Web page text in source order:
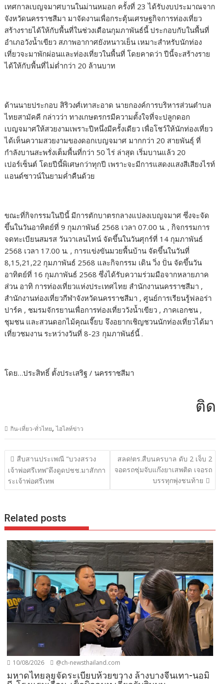
เทศกาลเบญจมาศบานในม่านหมอก ครั้งที่ 23 ได้รับงบประมาณจาก
จังหวัดนครราชสีมา มาจัดงานเพื่อกระตุ้นเศรษฐกิจการท่องเที่ยว
สร้างรายได้ให้กับพื้นที่ในช่วงเดือนกุมภาพันธ์นี้ ประกอบกับในพื้นที่
อำเภอวังน้ำเขียว สภาพอากาศยังหนาวเย็น เหมาะสำหรับนักท่อง
เที่ยวจะมาพักผ่อนและท่องเที่ยวในพื้นที่ โดยคาดว่า ปีนี้จะสร้างราย
ได้ให้กับพื้นที่ไม่ต่ำกว่า 20 ล้านบาท
ด้านนายประกอบ สิริวงศ์เทาสะอาด นายกองค์การบริหารส่วนตำบล
ไทยสามัคคี กล่าวว่า ทางเกษตรกรมีความตั้งใจที่จะปลูกดอก
เบญจมาศให้สวยงามเพราะปีหนึ่งมีครั้งเดียว เพื่อโชว์ให้นักท่องเที่ยว
ได้เห็นความสวยงามของดอกเบญจมาศ มากกว่า 20 สายพันธุ์ ที่
กำลังบานสะพรั่งเต็มพื้นที่กว่า 50 ไร่ ล่าสุด เริ่มบานแล้ว 20
เปอร์เซ็นต์ โดยปีนี้พิเศษกว่าทุกปี เพราะจะมีการแสดงแสงสีเสียงไรท์
แอนด์ซาวน์ในยามค่ำคืนด้วย
ขณะที่กิจกรรมในปีนี้ มีการตักบาตรกลางแปลงเบญจมาศ ซึ่งจะจัด
ขึ้นในวันอาทิตย์ที่ 9 กุมภาพันธ์ 2568 เวลา 07.00 น. , กิจกรรมการ
จดทะเบียนสมรส วันวาเลนไทน์ จัดขึ้นในวันศุกร์ที่ 14 กุมภาพันธ์
2568 เวลา 17.00 น. , การแข่งขันมวยพื้นบ้าน จัดขึ้นในวันที่
8,15,21,22 กุมภาพันธ์ 2568 และกิจกรรม เดิน วิ่ง ปั่น จัดขึ้นวัน
อาทิตย์ที่ 16 กุมภาพันธ์ 2568 ซึ่งได้รับความร่วมมือจากหลายภาค
ส่วน อาทิ การท่องเที่ยวแห่งประเทศไทย สำนักงานนครราชสีมา ,
สำนักงานท่องเที่ยวกีฬาจังหวัดนครราชสีมา , ศูนย์การเรียนรู้ฟลอร่า
ปาร์ค , ชมรมจักรยานเพื่อการท่องเที่ยววังน้ำเขียว , ภาคเอกชน ,
ชุมชน และสวนดอกไม้คุณเจี๊ยบ จึงอยากเชิญชวนนักท่องเที่ยวได้มา
เที่ยวชมงาน ระหว่างวันที่ 8-23 กุมภาพันธ์นี้ .
โดย…ประสิทธิ์ ตั้งประเสริฐ / นครราชสีมา
ติดต่
กิน-เที่ยว-ทั่วไทย,ไฮไลท์ข่าว
แนะแนว
เรื่อง
สืบสานประเพณี “บวงสรวง
เจ้าพ่อศรีเทพ”ดึงดูดปชช.มาสักกา
ระเจ้าพ่อศรีเทพ
สลด!ตร.สืบนครบาล ดับ 2 เจ็บ 2
จอดรถซุ่มจับแก๊งยาเสพติด เจอรถ
บรรทุกพุ่งชนท้าย
Related posts
10/08/2026 @ch-newsthailand.com
มหาดไทยลุยจัดระเบียบห้วยขวาง ล้างบางจีนเทา-นอมิ